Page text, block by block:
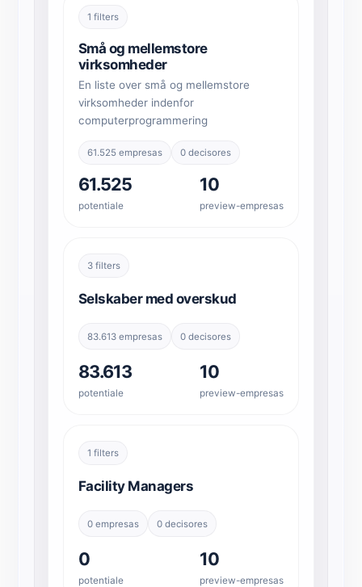
1 filters
Små og mellemstore
virksomheder
En liste over små og mellemstore
virksomheder indenfor
computerprogrammering
61.525 empresas 0 decisores
61.525
potentiale
10
preview-empresas
3 filters
Selskaber med overskud
83.613 empresas 0 decisores
83.613
potentiale
10
preview-empresas
1 filters
Facility Managers
0 empresas 0 decisores
0
potentiale
10
preview-empresas